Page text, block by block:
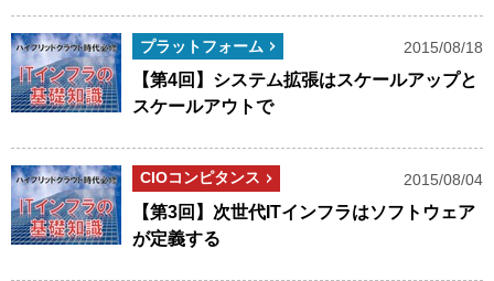
プラットフォーム 2015/08/18
【第4回】システム拡張はスケールアップと
スケールアウトで
CIOコンピタンス 2015/08/04
【第3回】次世代ITインフラはソフトウェア
が定義する